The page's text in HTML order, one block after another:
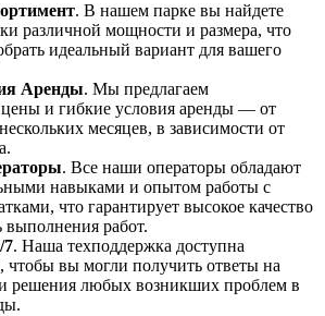
. В нашем парке вы найдете
различной мощности и размера, что
идеальный вариант для вашего
Аренды. Мы предлагаем
и гибкие условия аренды — от
месяцев, в зависимости от
. Все наши операторы обладают
навыками и опытом работы с
что гарантирует высокое качество
выполнения работ.
7. Наша техподдержка доступна
чтобы вы могли получить ответы на
решения любых возникших проблем в